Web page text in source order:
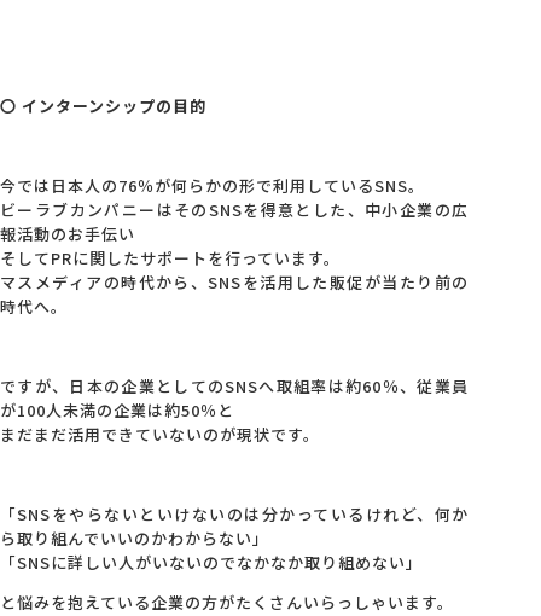
〇 インターンシップの目的
今では日本人の76％が何らかの形で利用しているSNS。
ビーラブカンパニーはそのSNSを得意とした、中小企業の広
報活動のお手伝い
そしてPRに関したサポートを行っています。
マスメディアの時代から、SNSを活用した販促が当たり前の
時代へ。
ですが、日本の企業としてのSNSへ取組率は約60％、従業員
が100人未満の企業は約50％と
まだまだ活用できていないのが現状です。
「SNSをやらないといけないのは分かっているけれど、何か
ら取り組んでいいのかわからない」
「SNSに詳しい人がいないのでなかなか取り組めない」
と悩みを抱えている企業の方がたくさんいらっしゃいます。